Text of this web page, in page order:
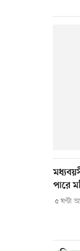
পারে
৫ ঘণ্টা